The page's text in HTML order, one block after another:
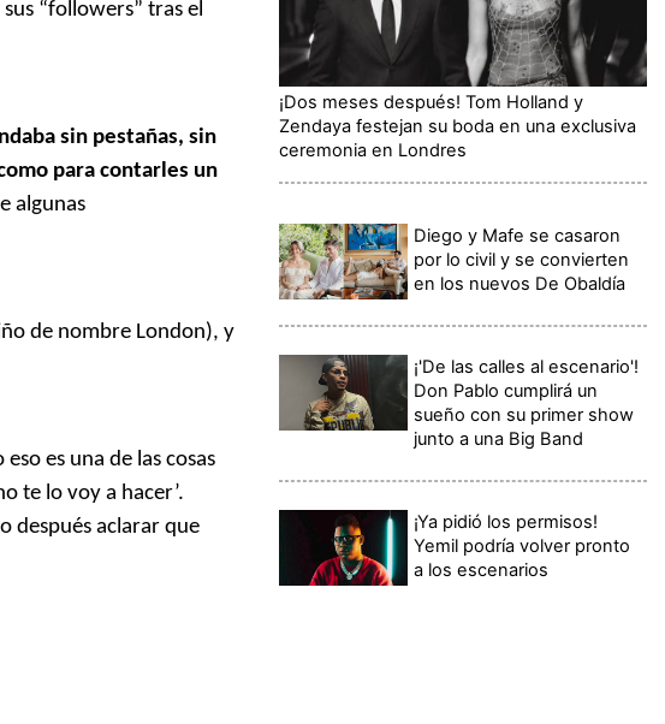
“followers” tras el
sin pestañas, sin
para contarles un
algunas
de nombre London), y
eso es una de las cosas
te lo voy a hacer’.
después aclarar que
¡Dos meses después! Tom Holland y
Zendaya festejan su boda en una exclusiva
ceremonia en Londres
Diego y Mafe se casaron
por lo civil y se convierten
en los nuevos De Obaldía
¡'De las calles al escenario'!
Don Pablo cumplirá un
sueño con su primer show
junto a una Big Band
¡Ya pidió los permisos!
Yemil podría volver pronto
a los escenarios